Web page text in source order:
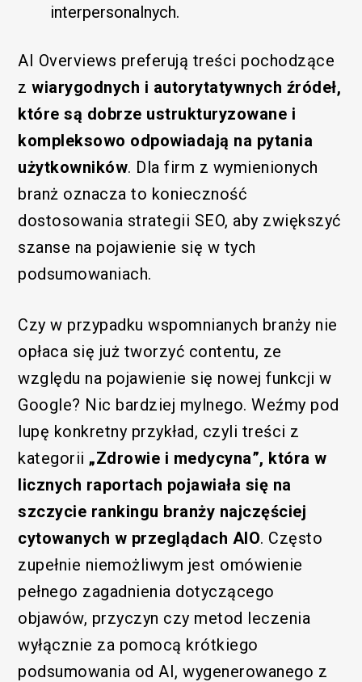
interpersonalnych.​
AI Overviews preferują treści pochodzące
zwiarygodnych i autorytatywnych źródeł,
które są dobrze ustrukturyzowane i
kompleksowo odpowiadają na pytania
użytkowników. Dla firm z wymienionych
branż oznacza to konieczność
dostosowania strategii SEO, aby zwiększyć
szanse na pojawienie się w tych
podsumowaniach.
Czy w przypadku wspomnianych branży nie
opłaca się już tworzyć contentu, ze
względu na pojawienie się nowej funkcji w
Google? Nic bardziej mylnego. Weźmy pod
lupę konkretny przykład, czyli treści z
kategorii „Zdrowie i medycyna”, która w
licznych raportach pojawiała się na
szczycie rankingu branży najczęściej
cytowanych w przeglądach AIO. Często
zupełnie niemożliwym jest omówienie
pełnego zagadnienia dotyczącego
objawów, przyczyn czy metod leczenia
wyłącznie za pomocą krótkiego
podsumowania od AI, wygenerowanego z